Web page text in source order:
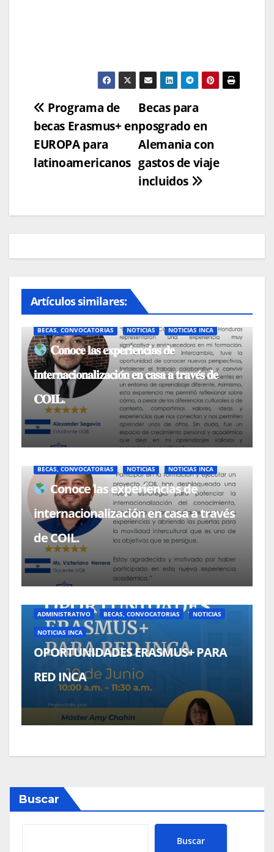
Navegación
de
entradas
Becas para
posgrado en
Alemania con
gastos de viaje
incluidos
Programa de
becas Erasmus+ en
EUROPA para
latinoamericanos
Artículos similares:
BECAS, CONVOCATORIAS NOTICIAS NOTICIAS INCA
𝐂𝐨𝐧𝐨𝐜𝐞 𝐥𝐚𝐬 𝐞𝐱𝐩𝐞𝐫𝐢𝐞𝐧𝐜𝐢𝐚𝐬 𝐝𝐞
𝐢𝐧𝐭𝐞𝐫𝐧𝐚𝐜𝐢𝐨𝐧𝐚𝐥𝐢𝐳𝐚𝐜𝐢𝐨́𝐧 𝐞𝐧 𝐜𝐚𝐬𝐚 𝐚 𝐭𝐫𝐚𝐯𝐞́𝐬 𝐝𝐞
𝐂𝐎𝐈𝐋.
BECAS, CONVOCATORIAS NOTICIAS NOTICIAS INCA
Conoce las experiencias de
internacionalización en casa a través
de COIL.
ADMINISTRATIVO BECAS, CONVOCATORIAS NOTICIAS
NOTICIAS INCA
OPORTUNIDADES ERASMUS+ PARA
RED INCA
Buscar
Buscar